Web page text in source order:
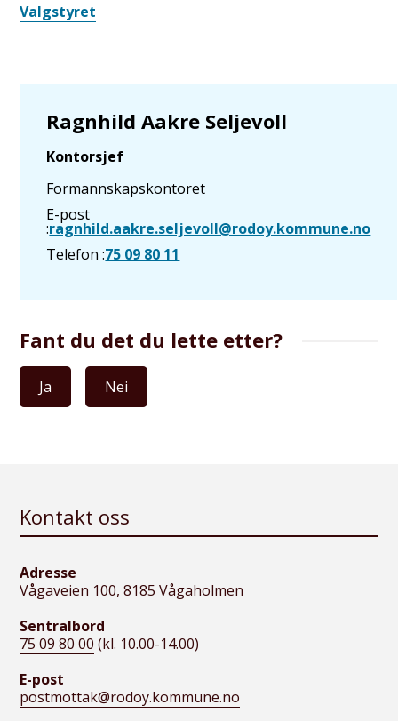
Valgstyret
Ragnhild Aakre Seljevoll
Kontorsjef
Formannskapskontoret
E-post
ragnhild.aakre.seljevoll@rodoy.kommune.no
Telefon75 09 80 11
Fant du det du lette etter?
Ja Nei
Kontakt oss
Adresse
Vågaveien 100, 8185 Vågaholmen
Sentralbord
75 09 80 00 (kl. 10.00-14.00)
E-post
postmottak@rodoy.kommune.no